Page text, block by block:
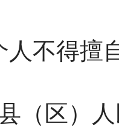
人不得擅
（区）